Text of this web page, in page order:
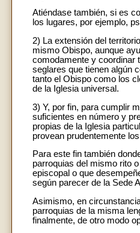
Atiéndase también, si es
los lugares, por ejemplo,
2) La extensión del
mismo Obispo, aunque
comodamente y coordinar
seglares que tienen algún
tanto el Obispo como los
de la Iglesia universal.
3) Y, por fin, para cumplir
suficientes en número y
propias de la Iglesia
provean prudentemente
Para este fin también
parroquias del mismo rito
episcopal o que
según parecer de la Sede
Asimismo, en
parroquias de la misma
finalmente, de otro modo